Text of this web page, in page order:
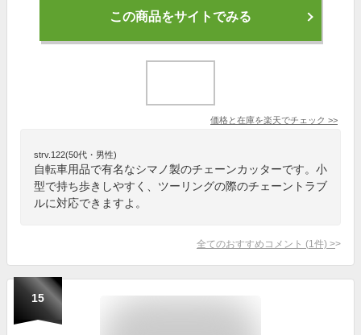
この商品をサイトでみる
価格と在庫を楽天でチェック >>
strv.122(50代・男性)
自転車用品で有名なシマノ製のチェーンカッターです。小
型で持ち歩きしやすく、ツーリングの際のチェーントラブ
ルに対応できますよ。
全てのおすすめコメント (1 件) >
15